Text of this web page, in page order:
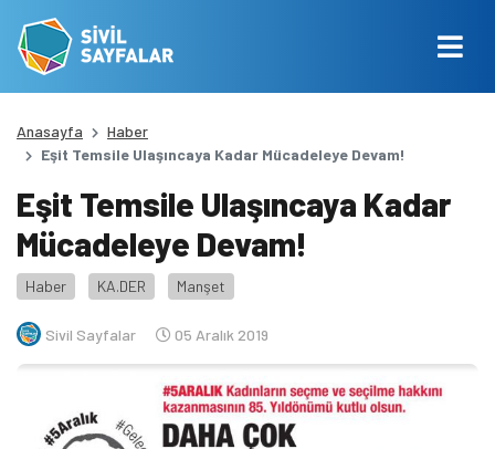
Anasayfa
Haber
Eşit Temsile Ulaşıncaya Kadar Mücadeleye Devam!
Eşit Temsile Ulaşıncaya Kadar
Mücadeleye Devam!
Haber KA.DER Manşet
Sivil Sayfalar 05 Aralık 2019